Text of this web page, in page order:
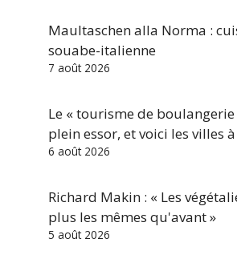
Maultaschen alla Norma :
souabe-italienne
7 août 2026
Le « tourisme de boulangerie
plein essor, et voici les villes
6 août 2026
Richard Makin : « Les
plus les mêmes qu'avant »
5 août 2026